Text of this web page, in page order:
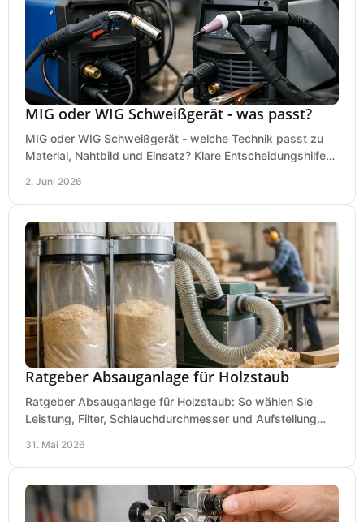
MIG oder WIG Schweißgerät - was passt?
MIG oder WIG Schweißgerät - welche Technik passt zu
Material, Nahtbild und Einsatz? Klare Entscheidungshilfe
2. Juni 2026
Ratgeber Absauganlage für Holzstaub
Ratgeber Absauganlage für Holzstaub: So wählen Sie
Leistung, Filter, Schlauchdurchmesser und Aufstellung
31. Mai 2026